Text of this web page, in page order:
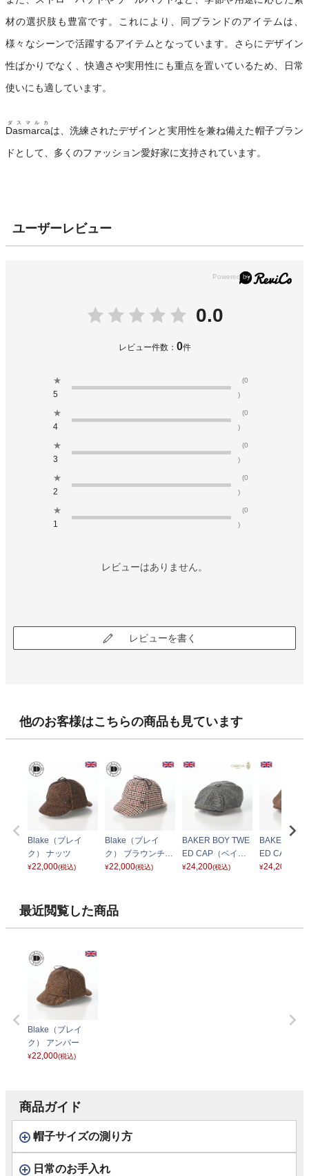
材の選択肢も豊富です。これにより、同ブランドのアイテムは、
様々なシーンで活躍するアイテムとなっています。さらにデザイン
性ばかりでなく、快適さや実用性にも重点を置いているため、日常
使いにも適しています。
Dasmarca
ダスマルカ
は、洗練されたデザインと実用性を兼ね備えた帽子ブラン
ドとして、多くのファッション愛好家に支持されています。
ユーザーレビュー
0.0
レビュー件数： 0件
★
5
(0
)
★
4
(0
)
★
3
(0
)
★
2
(0
)
★
1
(0
)
レビューはありません。
レビューを書く
他のお客様はこちらの商品も見ています
Blake（ブレイ
ク） ナッツ
¥22,000(税込)
Blake（ブレイ
ク） ブラウンチェ
ック
¥22,000(税込)
BAKER BOY TWE
ED CAP（ベイカ
ーボーイ ツイード
¥24,200(税込)
BAKER BOY
ED CAP（ベ
ーボーイ ツ
¥24,200
最近閲覧した商品
Blake（ブレイ
ク） アンバー
¥22,000(税込)
商品ガイド
帽子サイズの測り方
日常のお手入れ